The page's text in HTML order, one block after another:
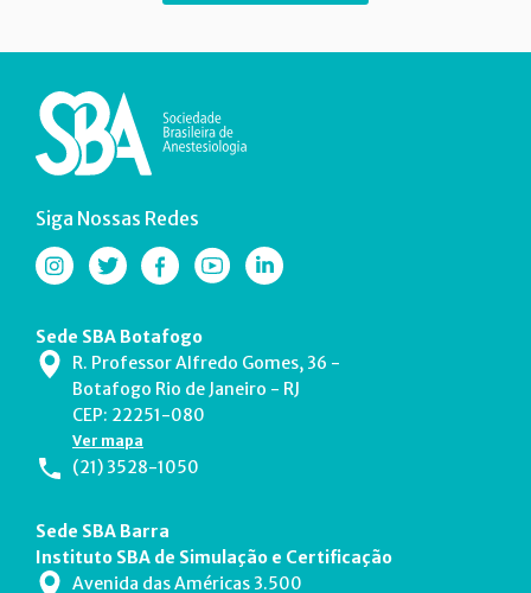
Siga Nossas Redes
Sede SBA Botafogo
R. Professor Alfredo Gomes, 36 -
Botafogo Rio de Janeiro - RJ
CEP: 22251-080
Ver mapa
(21) 3528-1050
Sede SBA Barra
Instituto SBA de Simulação e Certificação
Avenida das Américas 3.500